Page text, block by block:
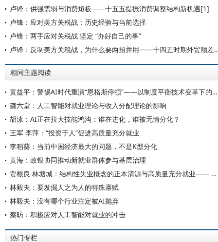
卢锋：供强需弱与消费短板——十五五提振消费调整结构新机遇[1]
卢锋：应对美方关税战：历史经验与当前选择
卢锋：两手应对关税战 坚定 “办好自己的事”
卢锋：反制美方关税战，为什么要
相同主题阅读
黄益平：警惕AI时代重演“恩格斯停顿”——以制度平衡技术变革下的收入分配
龚六堂：人工智能对就业理论与收入分配理论的影响
胡泳：AI正在拉大技能鸿沟：谁在进化，谁被无情分化？
王军 李萍：“投资于人”促进高质量充分就业
李稻葵：当前中国经济最大的问题，不是K型分化
黄海：政银协同推动新就业群体参与基层治理
贾根良 林塘城：结构性失业概念的正本清源与高质量充分就业—— 基于经济学说史的考察
林毅夫：要发掘人之为人的特殊禀赋
林毅夫：没有哪个行业注定被AI抛弃
蔡昉：积极应对人工智能对就业的冲击
热门专栏